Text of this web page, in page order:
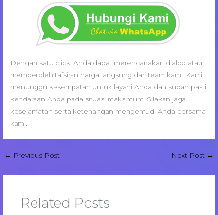
Dengan satu click, Anda dapat merencanakan dialog atau
memperoleh tafsiran harga langsung dari team kami. Kami
menunggu kesempatan untuk layani Anda dan sudah pasti
kendaraan Anda pada situasi maksimum. Silakan jaga
keselamatan serta ketenangan mengemudi Anda bersama
kami.
← Previous Post Next Post →
Related Posts